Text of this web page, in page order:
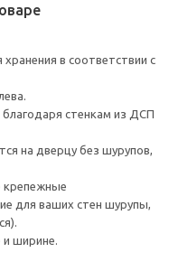
в соответствии с
стенкам из ДСП
на дверцу без шурупов,
крепежные
для ваших стен шурупы,
ширине.